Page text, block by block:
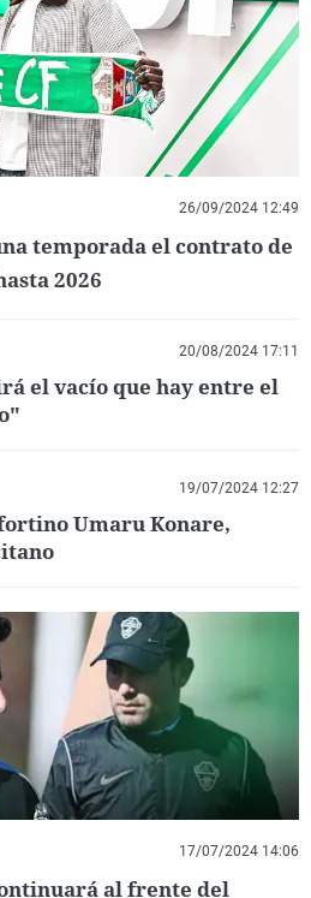
26/09/2024 12:49
temporada el contrato de
2026
20/08/2024 17:11
el vacío que hay entre el
19/07/2024 12:27
Umaru Konare,
17/07/2024 14:06
al frente del